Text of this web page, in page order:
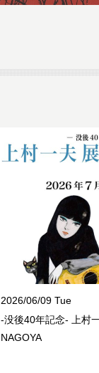
2026/06/09 Tue
-没後40年記念- 上村
NAGOYA